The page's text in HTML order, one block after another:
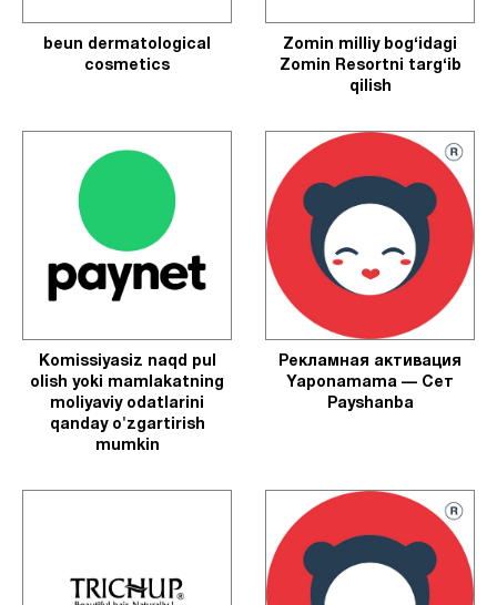
beun dermatological
cosmetics
Zomin milliy bog‘idagi
Zomin Resortni targ‘ib
qilish
Komissiyasiz naqd pul
olish yoki mamlakatning
moliyaviy odatlarini
qanday o'zgartirish
mumkin
Рекламная активация
Yaponamama — Сет
Payshanba